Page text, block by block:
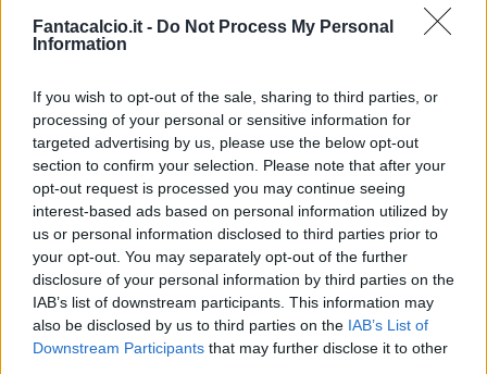
Fantacalcio.it - Do Not Process My Personal
Information
If you wish to opt-out of the sale, sharing to third parties, or
processing of your personal or sensitive information for
targeted advertising by us, please use the below opt-out
section to confirm your selection. Please note that after your
opt-out request is processed you may continue seeing
interest-based ads based on personal information utilized by
us or personal information disclosed to third parties prior to
your opt-out. You may separately opt-out of the further
disclosure of your personal information by third parties on the
IAB’s list of downstream participants. This information may
also be disclosed by us to third parties on the IAB’s List of
Downstream Participants that may further disclose it to other
Classic Mantra
Riepilogo stagione
Titolare
Entrato 0 - 0%